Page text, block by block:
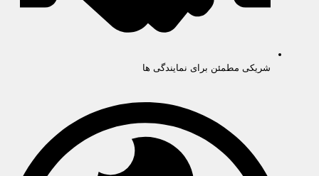
شریکی مطمئن برای نمایندگی ها